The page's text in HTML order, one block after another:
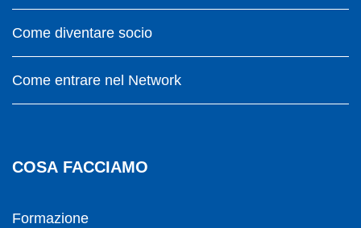
Come diventare socio
Come entrare nel Network
COSA FACCIAMO
Formazione